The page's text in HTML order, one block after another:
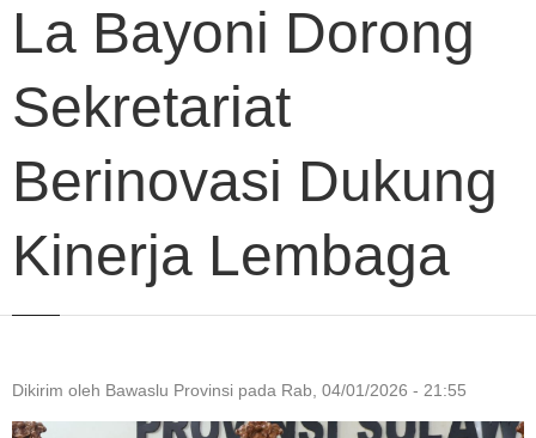
La Bayoni Dorong
Sekretariat
Berinovasi Dukung
Kinerja Lembaga
Dikirim oleh Bawaslu Provinsi pada Rab, 04/01/2026 - 21:55